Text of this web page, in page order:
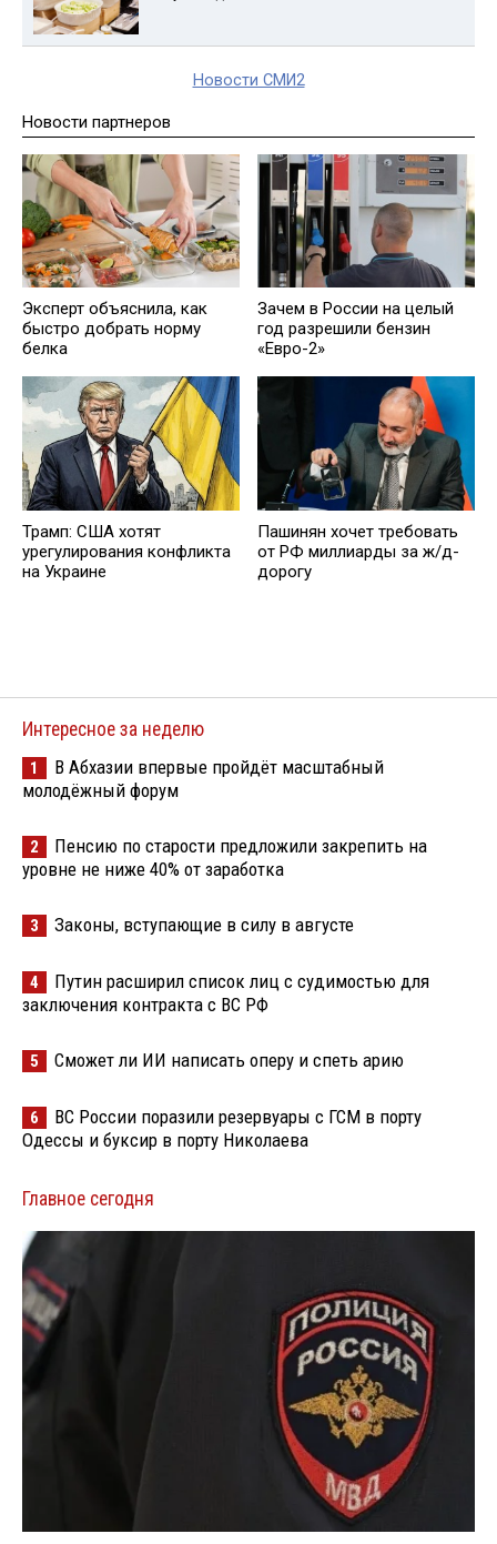
Новости СМИ2
Новости партнеров
Эксперт объяснила, как
быстро добрать норму
белка
Зачем в России на целый
год разрешили бензин
«Евро-2»
Трамп: США хотят
урегулирования конфликта
на Украине
Пашинян хочет требовать
от РФ миллиарды за ж/д-
дорогу
Интересное за неделю
1
В Абхазии впервые пройдёт масштабный
молодёжный форум
2
Пенсию по старости предложили закрепить на
уровне не ниже 40% от заработка
3 Законы, вступающие в силу в августе
4
Путин расширил список лиц с судимостью для
заключения контракта с ВС РФ
5 Сможет ли ИИ написать оперу и спеть арию
6
ВС России поразили резервуары с ГСМ в порту
Одессы и буксир в порту Николаева
Главное сегодня